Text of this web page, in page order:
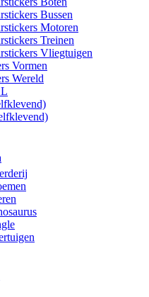
Bussen
Motoren
Treinen
Vliegtuigen
Vormen
Wereld